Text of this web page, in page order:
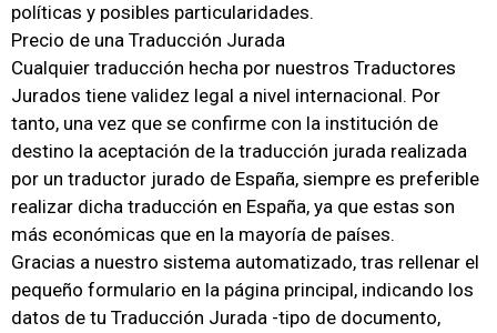
políticas y posibles particularidades.
Precio de una Traducción Jurada
Cualquier traducción hecha por nuestros Traductores
Jurados tiene validez legal a nivel internacional. Por
tanto, una vez que se confirme con la institución de
destino la aceptación de la traducción jurada realizada
por un traductor jurado de España, siempre es preferible
realizar dicha traducción en España, ya que estas son
más económicas que en la mayoría de países.
Gracias a nuestro sistema automatizado, tras rellenar el
pequeño formulario en la página principal, indicando los
datos de tu Traducción Jurada -tipo de documento,